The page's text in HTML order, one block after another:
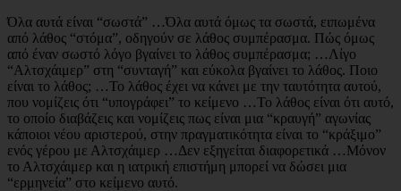
Όλα αυτά είναι “σωστά” …Όλα αυτά όμως τα σωστά, ειπωμένα
από λάθος “στόμα”, οδηγούν σε λάθος συμπέρασμα. Πώς όμως
από έναν σωστό λόγο βγαίνει το λάθος συμπέρασμα; …Λίγο
“Αλτσχάιμερ” στη “συνταγή” και εύκολα βγαίνει το λάθος. Ποιο
είναι το λάθος; …Το λάθος έχει να κάνει με την ταυτότητα αυτού,
που νομίζεις ότι “υπογράφει” το κείμενο …Το λάθος είναι ότι αυτό,
το οποίο διαβάζεις και νομίζεις πως είναι μια “κραυγή” αγωνίας
κάποιοι νέου αριστερού, στην πραγματικότητα είναι το “κράξιμο”
ενός γέρου με Αλτσχάιμερ …Δεν εξηγείται διαφορετικά …Μόνον
το Αλτσχάιμερ και η ιατρική επιστήμη μπορεί να δώσει μια
“ερμηνεία” στο κείμενο αυτό.